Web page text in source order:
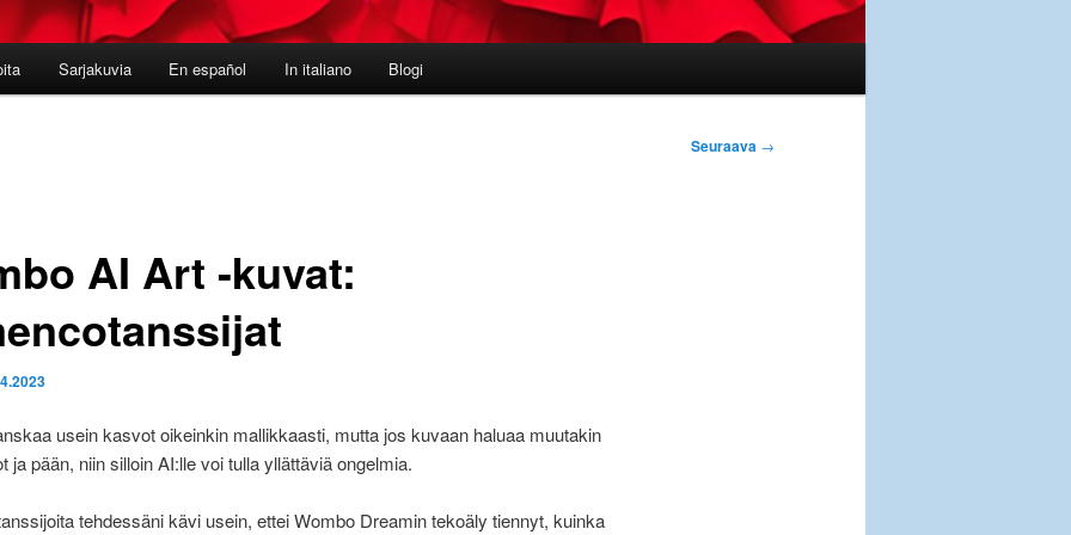
Sarjakuvia En español In italiano Blogi
Seuraava →
AI Art -kuvat:
usein kasvot oikeinkin mallikkaasti, mutta jos kuvaan haluaa muutakin
ja pään, niin silloin AI:lle voi tulla yllättäviä ongelmia.
tehdessäni kävi usein, ettei Wombo Dreamin tekoäly tiennyt, kuinka